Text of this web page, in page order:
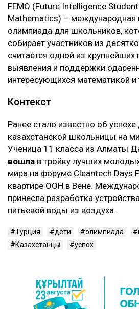
FEMO (Future Intelligence
Mathematics) – международная
олимпиада для школьников,
собирает участников из
считается одной из
выявления и поддержки
интересующихся математикой
Контекст
Ранее стало известно об успехе
казахстанской школьницы на
Ученица 11 класса из Алматы
вошла в тройку лучших
мира на форуме Cleantech Days
квартире ООН в Вене.
принесла разработка
питьевой воды из воздуха.
Турция дети олимпиада
Казахстанцы
успех